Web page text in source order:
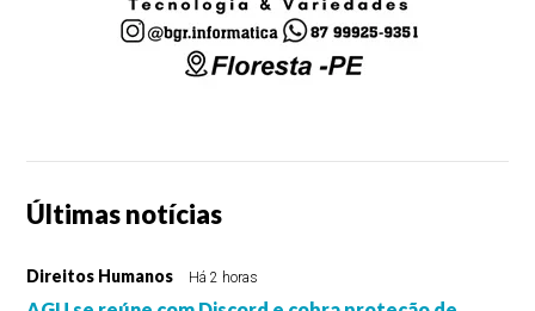
Últimas notícias
Direitos Humanos Há 2 horas